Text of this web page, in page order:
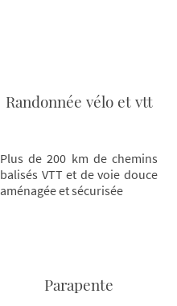
Randonnée vélo et vtt
Plus de 200 km de chemins
balisés VTT et de voie douce
aménagée et sécurisée
Parapente